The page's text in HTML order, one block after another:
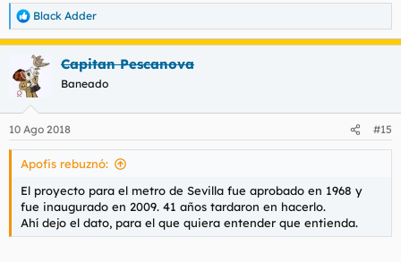
R
e
a
c
i
e
s
Black Adder
Capitan Pescanova
Baneado
10 Ago 2018 #15
Apofis rebuznó:
El proyecto para el metro de Sevilla fue aprobado en 1968 y
fue inaugurado en 2009. 41 años tardaron en hacerlo.
Ahí dejo el dato, para el que quiera entender que entienda.